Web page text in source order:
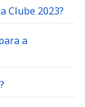
Clube 2023?
a